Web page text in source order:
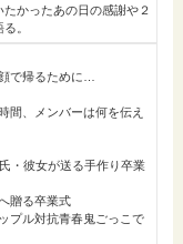
かったあの日の感謝や２
。
で帰るために…
間、メンバーは何を伝え
・彼女が送る手作り卒業
贈る卒業式
プル対抗青春鬼ごっこで